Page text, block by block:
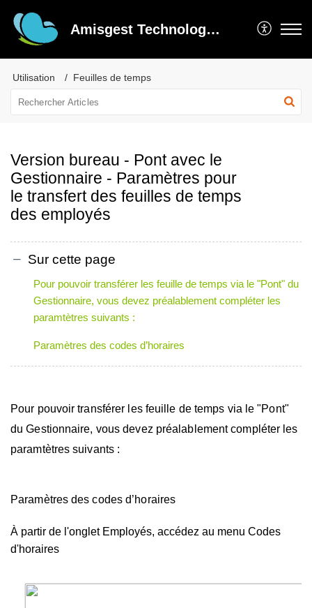
Amisgest Technologie inc
Utilisation Feuilles de temps
Version bureau - Pont avec le
Gestionnaire - Paramètres pour
le transfert des feuilles de temps
des employés
Sur cette page
Pour pouvoir transférer les feuille de temps via le "Pont" du
Gestionnaire, vous devez préalablement compléter les
paramtètres suivants :
Paramètres des codes d’horaires
Pour pouvoir transférer les feuille de temps via le "Pont"
du Gestionnaire, vous devez préalablement compléter les
paramtètres suivants :
Paramètres des codes d’horaires
À partir de l'onglet Employés, accédez au menu Codes
d'horaires